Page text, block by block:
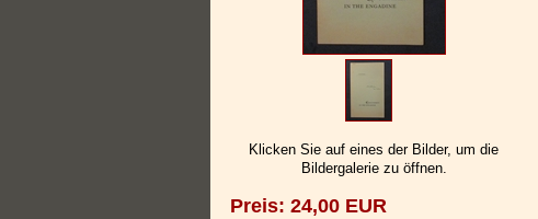
Klicken Sie auf eines der Bilder, um die
Bildergalerie zu öffnen.
Preis: 24,00 EUR